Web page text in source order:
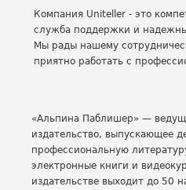
Компания Uniteller - это
служба поддержки и
Мы рады нашему
приятно работать с
«Альпина Паблишер» —
издательство, выпускающее
профессиональную
электронные книги и
издательстве выходит до 50